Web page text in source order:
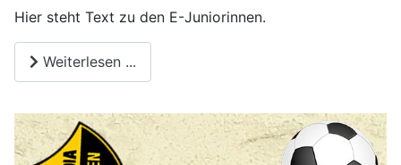
Hier steht Text zu den E-Juniorinnen.
Weiterlesen ...